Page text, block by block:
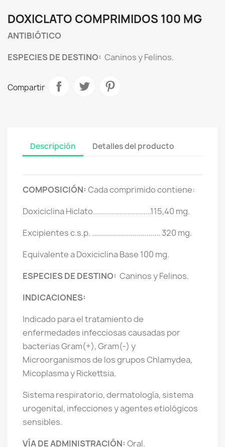
DOXICLATO COMPRIMIDOS 100 MG
ANTIBIÓTICO
ESPECIES DE DESTINO: Caninos y Felinos.
Compartir
Descripción Detalles del producto
COMPOSICIÓN: Cada comprimido contiene:
Doxiciclina Hiclato.............................115,40 mg.
Excipientes c.s.p. .................................. 320 mg.
Equivalente a Doxiciclina Base 100 mg.
ESPECIES DE DESTINO: Caninos y Felinos.
INDICACIONES:
Indicado para el tratamiento de
enfermedades infecciosas causadas por
bacterias Gram(+), Gram(-) y
Microorganismos de los grupos Chlamydea,
Micoplasma y Rickettsia.
Sistema respiratorio, dermatología, sistema
urogenital, infecciones y agentes etiológicos
sensibles.
VÍA DE ADMINISTRACIÓN: Oral.